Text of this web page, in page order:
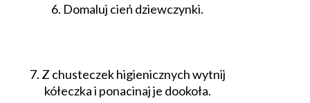
6. Domaluj cień dziewczynki.
7. Z chusteczek higienicznych wytnij
kółeczka i ponacinaj je dookoła.